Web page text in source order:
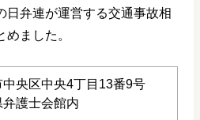
日弁連が運営する交通事故相
ました。
中央区中央4丁目13番9号
弁護士会館内